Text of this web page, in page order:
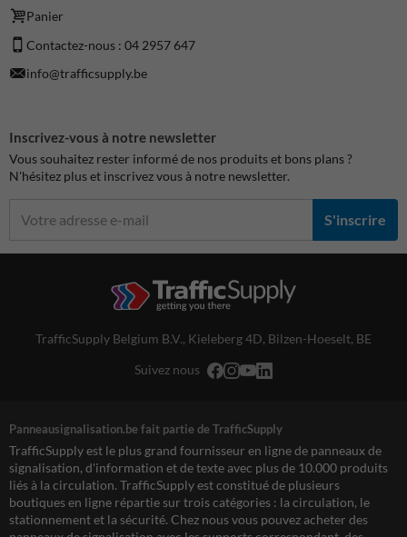
Panier
Contactez-nous : 04 2957 647
info@trafficsupply.be
Inscrivez-vous à notre newsletter
Vous souhaitez rester informé de nos produits et bons plans ?
N'hésitez plus et inscrivez vous à notre newsletter.
S'inscrire
TrafficSupply Belgium B.V., Kieleberg 4D, Bilzen-Hoeselt, BE
Suivez nous
Panneausignalisation.be fait partie de TrafficSupply
TrafficSupply est le plus grand fournisseur en ligne de panneaux de
signalisation, d'information et de texte avec plus de 10.000 produits
liés à la circulation. TrafficSupply est constitué de plusieurs
boutiques en ligne répartie sur trois catégories : la circulation, le
stationnement et la sécurité. Chez nous vous pouvez acheter des